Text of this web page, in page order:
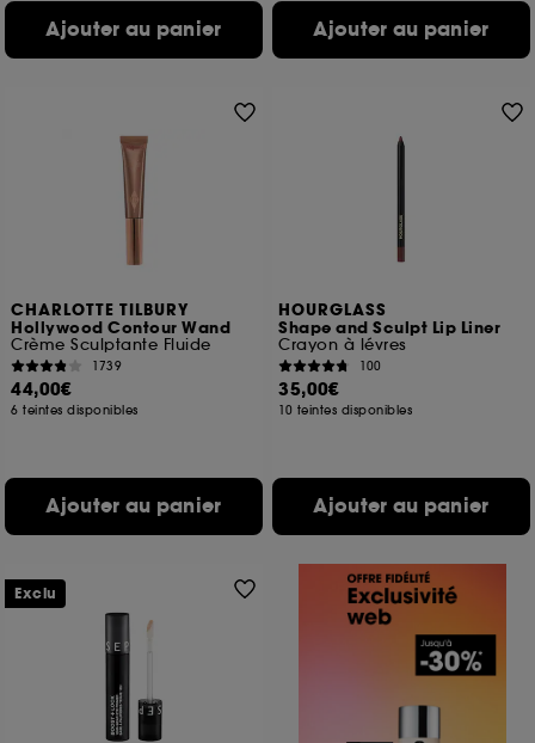
Ajouter au panier Ajouter au panier
CHARLOTTE TILBURY
Hollywood Contour Wand
Crème Sculptante Fluide
1739
44,00€
6 teintes disponibles
Ajouter au panier
HOURGLASS
Shape and Sculpt Lip Liner
Crayon à lévres
100
35,00€
10 teintes disponibles
Ajouter au panier
Exclu